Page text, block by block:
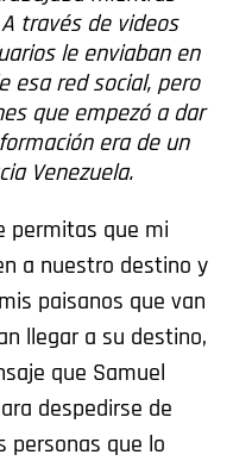
través de videos
le enviaban en
esa red social, pero
que empezó a dar
era de un
Venezuela.
permitas que mi
a nuestro destino y
paisanos que van
llegar a su destino,
que Samuel
despedirse de
personas que lo